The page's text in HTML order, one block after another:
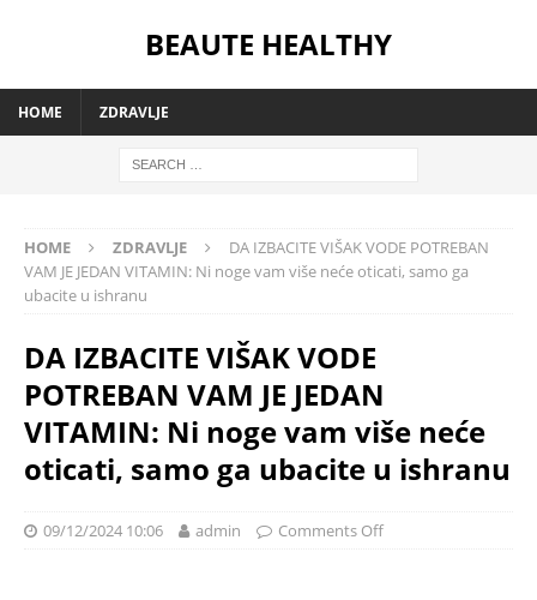
BEAUTE HEALTHY
HOME ZDRAVLJE
HOME ZDRAVLJE
DA IZBACITE VIŠAK VODE POTREBAN
VAM JE JEDAN VITAMIN: Ni noge vam više neće oticati, samo ga
ubacite u ishranu
DA IZBACITE VIŠAK VODE
POTREBAN VAM JE JEDAN
VITAMIN: Ni noge vam više neće
oticati, samo ga ubacite u ishranu
09/12/2024 10:06 admin Comments Off